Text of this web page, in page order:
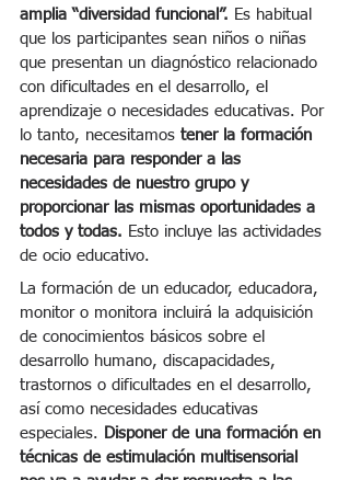
amplia “diversidad funcional”. Es habitual
que los participantes sean niños o niñas
que presentan un diagnóstico relacionado
con dificultades en el desarrollo, el
aprendizaje o necesidades educativas. Por
lo tanto, necesitamos tener la formación
necesaria para responder a las
necesidades de nuestro grupo y
proporcionar las mismas oportunidades a
todos y todas. Esto incluye las actividades
de ocio educativo.
La formación de un educador, educadora,
monitor o monitora incluirá la adquisición
de conocimientos básicos sobre el
desarrollo humano, discapacidades,
trastornos o dificultades en el desarrollo,
así como necesidades educativas
especiales. Disponer de una formación en
técnicas de estimulación multisensorial